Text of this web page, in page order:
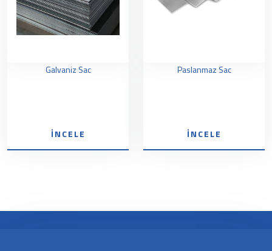
Galvaniz Sac
İNCELE
Paslanmaz Sac
İNCELE